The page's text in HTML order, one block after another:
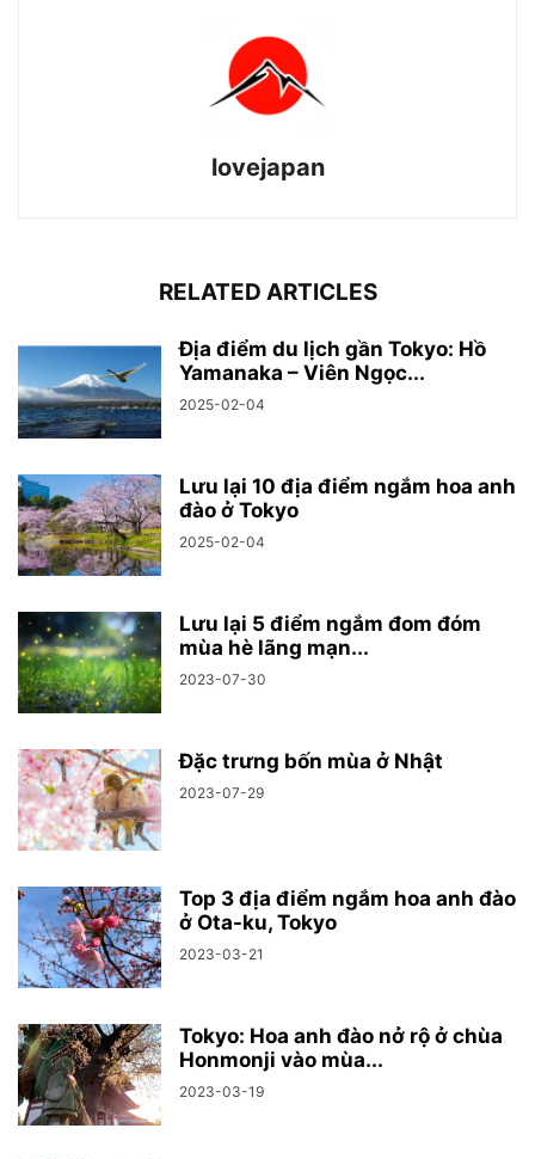
lovejapan
RELATED ARTICLES
Địa điểm du lịch gần Tokyo: Hồ
Yamanaka – Viên Ngọc...
2025-02-04
Lưu lại 10 địa điểm ngắm hoa anh
đào ở Tokyo
2025-02-04
Lưu lại 5 điểm ngắm đom đóm
mùa hè lãng mạn...
2023-07-30
Đặc trưng bốn mùa ở Nhật
2023-07-29
Top 3 địa điểm ngắm hoa anh đào
ở Ota-ku, Tokyo
2023-03-21
Tokyo: Hoa anh đào nở rộ ở chùa
Honmonji vào mùa...
2023-03-19